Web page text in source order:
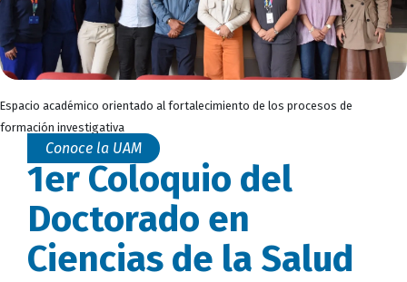
Espacio académico orientado al fortalecimiento de los procesos de
formación investigativa
Conoce la UAM
1er Coloquio del
Doctorado en
Ciencias de la Salud